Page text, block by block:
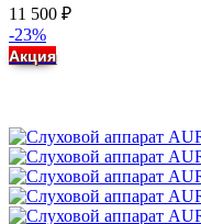
11 500 ₽
-23%
Акция